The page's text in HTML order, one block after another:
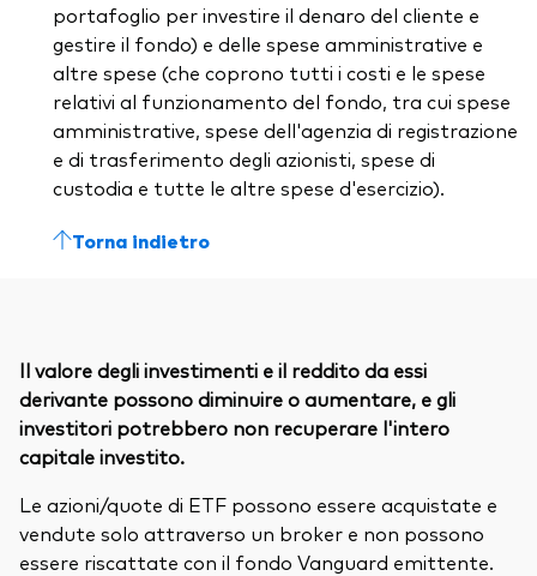
portafoglio per investire il denaro del cliente e
gestire il fondo) e delle spese amministrative e
altre spese (che coprono tutti i costi e le spese
relativi al funzionamento del fondo, tra cui spese
amministrative, spese dell'agenzia di registrazione
e di trasferimento degli azionisti, spese di
custodia e tutte le altre spese d'esercizio).
Torna indietro
Il valore degli investimenti e il reddito da essi
derivante possono diminuire o aumentare, e gli
investitori potrebbero non recuperare l'intero
capitale investito.
Le azioni/quote di ETF possono essere acquistate e
vendute solo attraverso un broker e non possono
essere riscattate con il fondo Vanguard emittente.